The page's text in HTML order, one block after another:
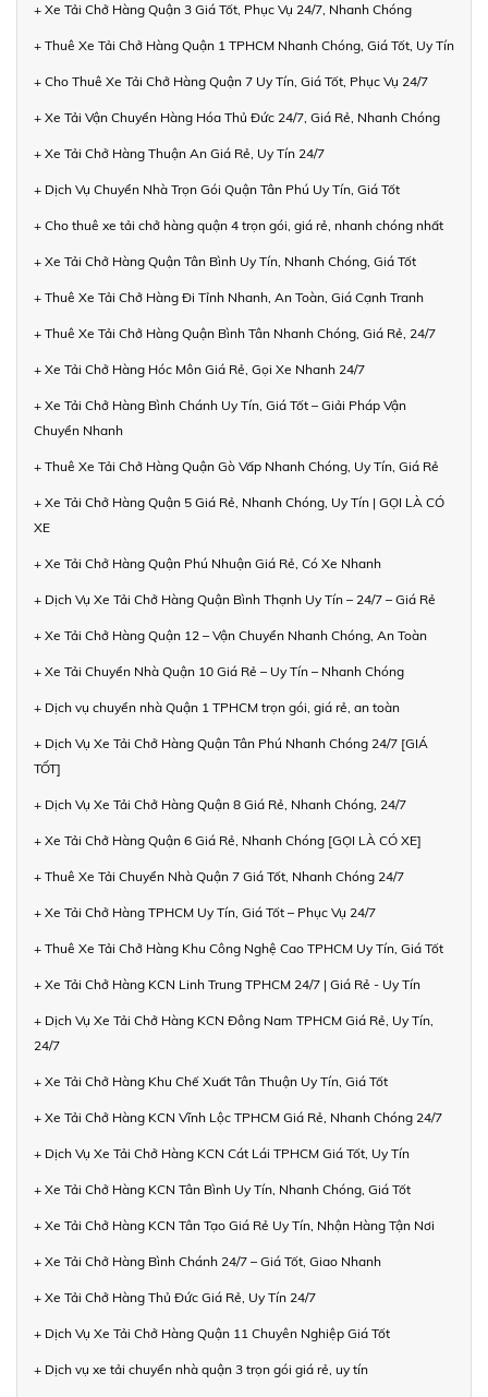
+ Xe Tải Chở Hàng Quận 3 Giá Tốt, Phục Vụ 24/7, Nhanh Chóng
+ Thuê Xe Tải Chở Hàng Quận 1 TPHCM Nhanh Chóng, Giá Tốt, Uy Tín
+ Cho Thuê Xe Tải Chở Hàng Quận 7 Uy Tín, Giá Tốt, Phục Vụ 24/7
+ Xe Tải Vận Chuyển Hàng Hóa Thủ Đức 24/7, Giá Rẻ, Nhanh Chóng
+ Xe Tải Chở Hàng Thuận An Giá Rẻ, Uy Tín 24/7
+ Dịch Vụ Chuyển Nhà Trọn Gói Quận Tân Phú Uy Tín, Giá Tốt
+ Cho thuê xe tải chở hàng quận 4 trọn gói, giá rẻ, nhanh chóng nhất
+ Xe Tải Chở Hàng Quận Tân Bình Uy Tín, Nhanh Chóng, Giá Tốt
+ Thuê Xe Tải Chở Hàng Đi Tỉnh Nhanh, An Toàn, Giá Cạnh Tranh
+ Thuê Xe Tải Chở Hàng Quận Bình Tân Nhanh Chóng, Giá Rẻ, 24/7
+ Xe Tải Chở Hàng Hóc Môn Giá Rẻ, Gọi Xe Nhanh 24/7
+ Xe Tải Chở Hàng Bình Chánh Uy Tín, Giá Tốt – Giải Pháp Vận
Chuyển Nhanh
+ Thuê Xe Tải Chở Hàng Quận Gò Vấp Nhanh Chóng, Uy Tín, Giá Rẻ
+ Xe Tải Chở Hàng Quận 5 Giá Rẻ, Nhanh Chóng, Uy Tín | GỌI LÀ CÓ
XE
+ Xe Tải Chở Hàng Quận Phú Nhuận Giá Rẻ, Có Xe Nhanh
+ Dịch Vụ Xe Tải Chở Hàng Quận Bình Thạnh Uy Tín – 24/7 – Giá Rẻ
+ Xe Tải Chở Hàng Quận 12 – Vận Chuyển Nhanh Chóng, An Toàn
+ Xe Tải Chuyển Nhà Quận 10 Giá Rẻ – Uy Tín – Nhanh Chóng
+ Dịch vụ chuyển nhà Quận 1 TPHCM trọn gói, giá rẻ, an toàn
+ Dịch Vụ Xe Tải Chở Hàng Quận Tân Phú Nhanh Chóng 24/7 [GIÁ
TỐT]
+ Dịch Vụ Xe Tải Chở Hàng Quận 8 Giá Rẻ, Nhanh Chóng, 24/7
+ Xe Tải Chở Hàng Quận 6 Giá Rẻ, Nhanh Chóng [GỌI LÀ CÓ XE]
+ Thuê Xe Tải Chuyển Nhà Quận 7 Giá Tốt, Nhanh Chóng 24/7
+ Xe Tải Chở Hàng TPHCM Uy Tín, Giá Tốt – Phục Vụ 24/7
+ Thuê Xe Tải Chở Hàng Khu Công Nghệ Cao TPHCM Uy Tín, Giá Tốt
+ Xe Tải Chở Hàng KCN Linh Trung TPHCM 24/7 | Giá Rẻ - Uy Tín
+ Dịch Vụ Xe Tải Chở Hàng KCN Đông Nam TPHCM Giá Rẻ, Uy Tín,
24/7
+ Xe Tải Chở Hàng Khu Chế Xuất Tân Thuận Uy Tín, Giá Tốt
+ Xe Tải Chở Hàng KCN Vĩnh Lộc TPHCM Giá Rẻ, Nhanh Chóng 24/7
+ Dịch Vụ Xe Tải Chở Hàng KCN Cát Lái TPHCM Giá Tốt, Uy Tín
+ Xe Tải Chở Hàng KCN Tân Bình Uy Tín, Nhanh Chóng, Giá Tốt
+ Xe Tải Chở Hàng KCN Tân Tạo Giá Rẻ Uy Tín, Nhận Hàng Tận Nơi
+ Xe Tải Chở Hàng Bình Chánh 24/7 – Giá Tốt, Giao Nhanh
+ Xe Tải Chở Hàng Thủ Đức Giá Rẻ, Uy Tín 24/7
+ Dịch Vụ Xe Tải Chở Hàng Quận 11 Chuyên Nghiệp Giá Tốt
+ Dịch vụ xe tải chuyển nhà quận 3 trọn gói giá rẻ, uy tín